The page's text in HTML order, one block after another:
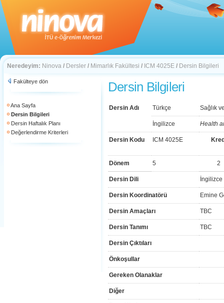
Neredeyim: Ninova / Dersler / Mimarlık Fakültesi / ICM 4025E / Dersin Bilgileri
Fakülteye dön
Ana Sayfa
Dersin Bilgileri
Dersin Haftalık Planı
Değerlendirme Kriterleri
Dersin Bilgileri
Dersin Adı Türkçe Sağlık
İngilizce Health
Dersin Kodu ICM 4025E
Dönem 5 2
Dersin Dili İngilizce
Dersin Koordinatörü Emine
Dersin Amaçları TBC
Dersin Tanımı TBC
Dersin Çıktıları
Önkoşullar
Gereken Olanaklar
Diğer